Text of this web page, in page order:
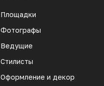
Площадки
Фотографы
Ведущие
Стилисты
Оформление и декор